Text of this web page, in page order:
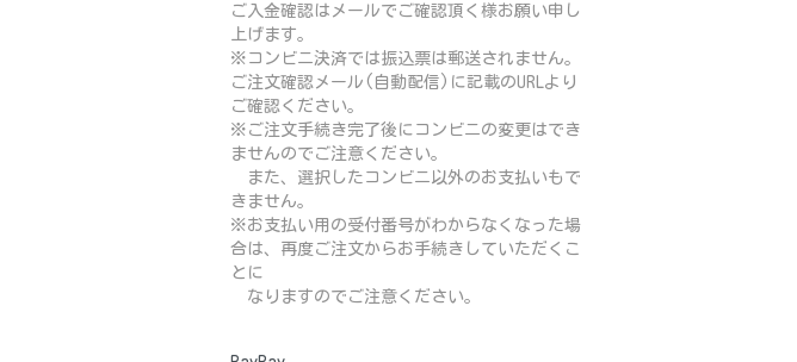
ご入金確認はメールでご確認頂く様お願い申し
上げます。
※コンビニ決済では振込票は郵送されません。
ご注文確認メール(自動配信)に記載のURLより
ご確認ください。
※ご注文手続き完了後にコンビニの変更はでき
ませんのでご注意ください。
また、選択したコンビニ以外のお支払いもで
きません。
※お支払い用の受付番号がわからなくなった場
合は、再度ご注文からお手続きしていただくこ
とに
なりますのでご注意ください。